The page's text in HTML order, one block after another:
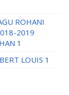
ROHANI
2019
1
LOUIS 1